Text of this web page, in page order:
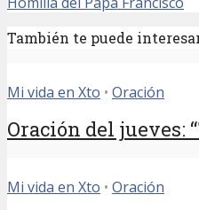
También te puede
Mi vida en Xto • Oración
Oración del jueves:
Mi vida en Xto • Oración